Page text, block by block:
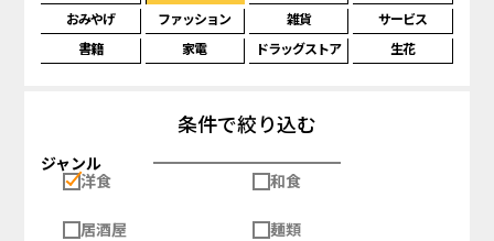
おみやげ ファッション 雑貨
サービス
書籍
家電 ドラッグストア 生花
条件で絞り込む
ジャンル
洋食
和食
居酒屋 麺類